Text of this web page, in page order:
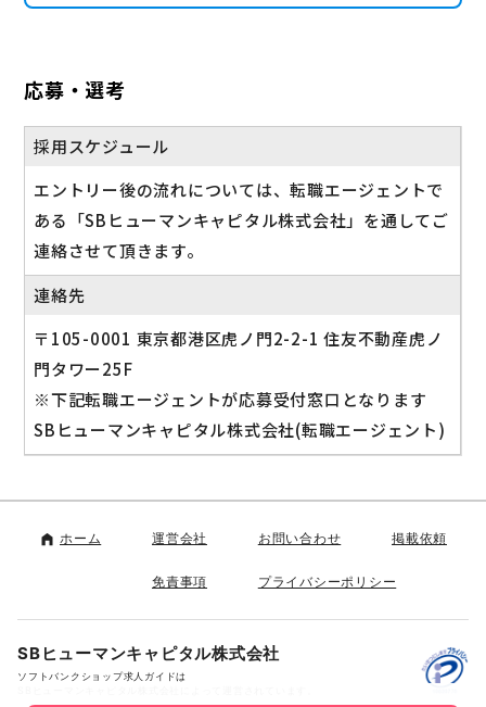
応募・選考
採用スケジュール
エントリー後の流れについては、転職エージェントで
ある「SBヒューマンキャピタル株式会社」を通してご
連絡させて頂きます。
連絡先
〒105-0001 東京都港区虎ノ門2-2-1 住友不動産虎ノ
門タワー25F
※下記転職エージェントが応募受付窓口となります
SBヒューマンキャピタル株式会社(転職エージェント)
ホーム 運営会社 お問い合わせ 掲載依頼
免責事項 プライバシーポリシー
SBヒューマンキャピタル株式会社
ソフトバンクショップ求人ガイドは